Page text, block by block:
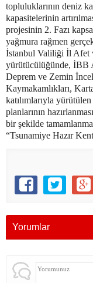
topluluklarının deniz
kapasitelerinin
projesinin 2. Fazı
yağmura rağmen
İstanbul Valiliği İl
yürütücülüğünde, İBB
Deprem ve Zemin
Kaymakamlıkları,
katılımlarıyla
planlarının
bir şekilde
“Tsunamiye Hazır
Yorumlar